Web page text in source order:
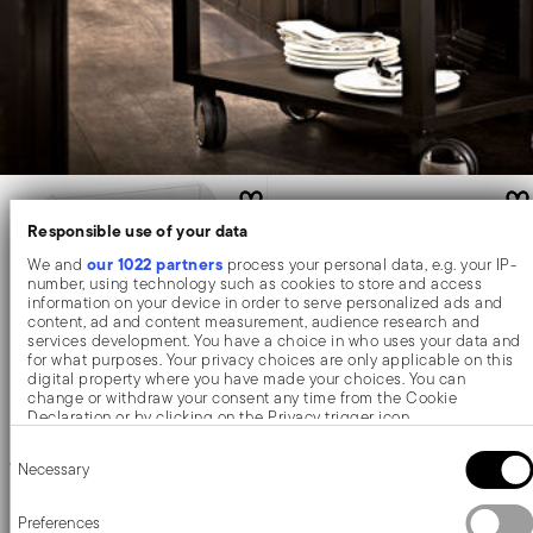
Responsible use of your data
We and our 1022 partnersprocess your personal data, e.g. your IP-
number, using technology such as cookies to store and access
information on your device in order to serve personalized ads and
content, ad and content measurement, audience research and
services development. You have a choice in who uses your data and
for what purposes. Your privacy choices are only applicable on this
digital property where you have made your choices. You can
change or withdraw your consent any time from the Cookie
Declaration or by clicking on the Privacy trigger icon.
Collect information about your geographical location which
Identify your device by actively scanning it for specific
Selection
Necessary
Preferences
Tokyo
Dessertwagen, gekühlt